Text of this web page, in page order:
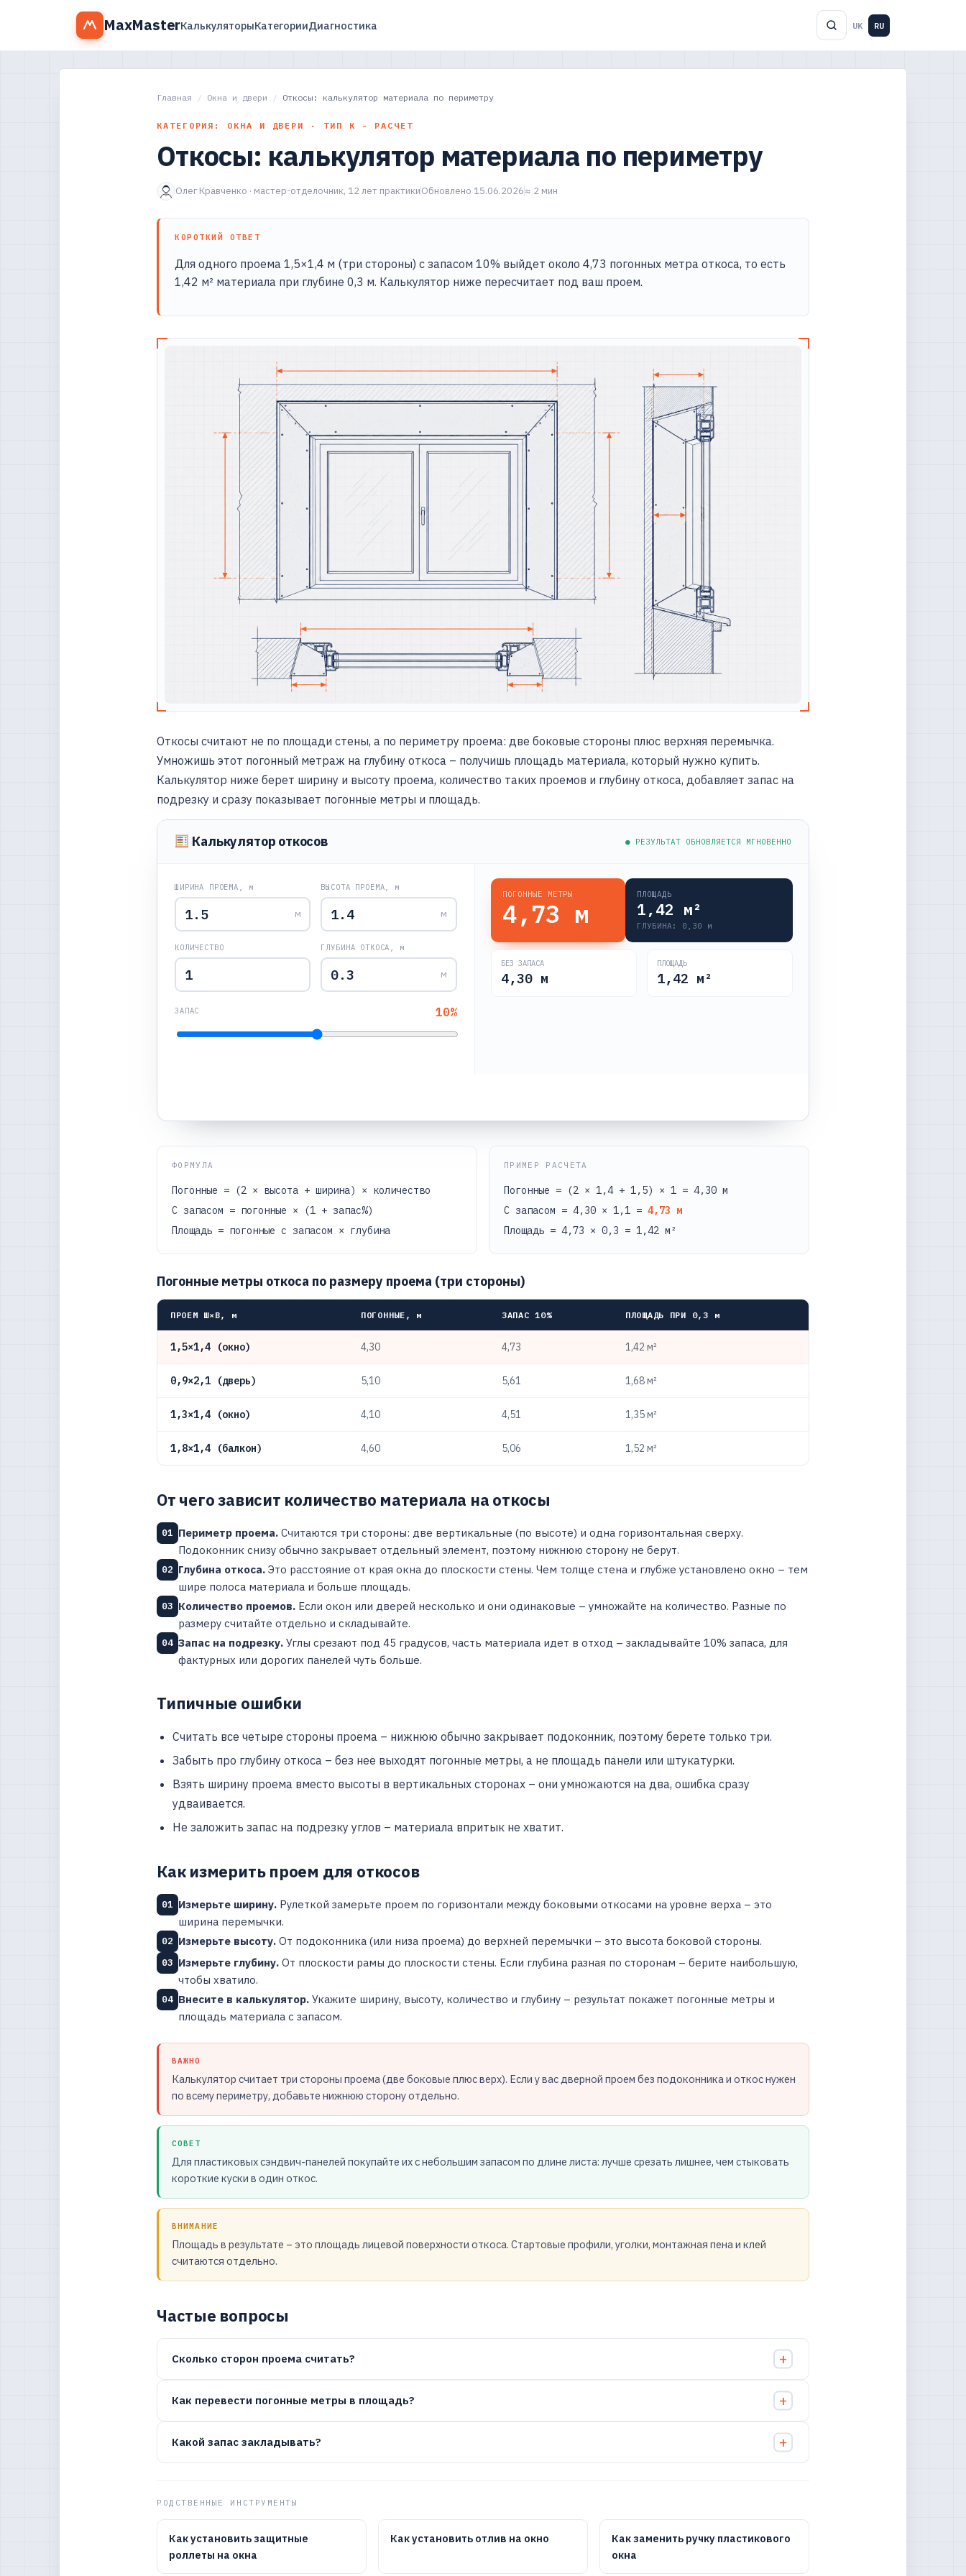
MaxMasterКалькуляторыКатегорииДиагностика UK RU
Главная / Окна и двери / Откосы: калькулятор материала по периметру
КАТЕГОРИЯ: ОКНА И ДВЕРИ · ТИП К - РАСЧЕТ
Откосы: калькулятор материала по периметру
Олег Кравченко · мастер-отделочник, 12 лет практикиОбновлено 15.06.2026≈ 2 мин
КОРОТКИЙ ОТВЕТ
Для одного проема 1,5×1,4 м (три стороны) с запасом 10% выйдет около 4,73 погонных метра откоса, то есть
1,42 м² материала при глубине 0,3 м. Калькулятор ниже пересчитает под ваш проем.
Откосы считают не по площади стены, а по периметру проема: две боковые стороны плюс верхняя перемычка.
Умножишь этот погонный метраж на глубину откоса – получишь площадь материала, который нужно купить.
Калькулятор ниже берет ширину и высоту проема, количество таких проемов и глубину откоса, добавляет запас на
подрезку и сразу показывает погонные метры и площадь.
Калькулятор откосов ● РЕЗУЛЬТАТ ОБНОВЛЯЕТСЯ МГНОВЕННО
ШИРИНА ПРОЕМА, м
м
ВЫСОТА ПРОЕМА, м
м
КОЛИЧЕСТВО ГЛУБИНА ОТКОСА, м
м
ЗАПАС 10%
ПОГОННЫЕ МЕТРЫ
4,73 м
ПЛОЩАДЬ
1,42 м²
ГЛУБИНА: 0,30 м
БЕЗ ЗАПАСА
4,30м
ПЛОЩАДЬ
1,42 м²
ФОРМУЛА
Погонные = (2 × высота + ширина) × количество
С запасом = погонные × (1 + запас%)
Площадь = погонные с запасом × глубина
ПРИМЕР РАСЧЕТА
Погонные = (2 × 1,4 + 1,5) × 1 = 4,30 м
С запасом = 4,30 × 1,1 = 4,73 м
Площадь = 4,73 × 0,3 = 1,42 м²
Погонные метры откоса по размеру проема (три стороны)
ПРОЕМ Ш×В, м ПОГОННЫЕ, м ЗАПАС 10% ПЛОЩАДЬ ПРИ 0,3 м
1,5×1,4 (окно) 4,30 4,73 1,42 м²
0,9×2,1 (дверь) 5,10 5,61 1,68 м²
1,3×1,4 (окно) 4,10 4,51 1,35 м²
1,8×1,4 (балкон) 4,60 5,06 1,52 м²
От чего зависит количество материала на откосы
01 Периметр проема. Считаются три стороны: две вертикальные (по высоте) и одна горизонтальная сверху.
Подоконник снизу обычно закрывает отдельный элемент, поэтому нижнюю сторону не берут.
02 Глубина откоса. Это расстояние от края окна до плоскости стены. Чем толще стена и глубже установлено окно – тем
шире полоса материала и больше площадь.
03 Количество проемов. Если окон или дверей несколько и они одинаковые – умножайте на количество. Разные по
размеру считайте отдельно и складывайте.
04 Запас на подрезку. Углы срезают под 45 градусов, часть материала идет в отход – закладывайте 10% запаса, для
фактурных или дорогих панелей чуть больше.
Типичные ошибки
Считать все четыре стороны проема – нижнюю обычно закрывает подоконник, поэтому берете только три.
Забыть про глубину откоса – без нее выходят погонные метры, а не площадь панели или штукатурки.
Взять ширину проема вместо высоты в вертикальных сторонах – они умножаются на два, ошибка сразу
удваивается.
Не заложить запас на подрезку углов – материала впритык не хватит.
Как измерить проем для откосов
01 Измерьте ширину. Рулеткой замерьте проем по горизонтали между боковыми откосами на уровне верха – это
ширина перемычки.
02 Измерьте высоту. От подоконника (или низа проема) до верхней перемычки – это высота боковой стороны.
03 Измерьте глубину. От плоскости рамы до плоскости стены. Если глубина разная по сторонам – берите наибольшую,
чтобы хватило.
04 Внесите в калькулятор. Укажите ширину, высоту, количество и глубину – результат покажет погонные метры и
площадь материала с запасом.
ВАЖНО
Калькулятор считает три стороны проема (две боковые плюс верх). Если у вас дверной проем без подоконника и откос нужен
по всему периметру, добавьте нижнюю сторону отдельно.
СОВЕТ
Для пластиковых сэндвич-панелей покупайте их с небольшим запасом по длине листа: лучше срезать лишнее, чем стыковать
короткие куски в один откос.
ВНИМАНИЕ
Площадь в результате – это площадь лицевой поверхности откоса. Стартовые профили, уголки, монтажная пена и клей
считаются отдельно.
Частые вопросы
Сколько сторон проема считать?
Как перевести погонные метры в площадь?
Какой запас закладывать?
РОДСТВЕННЫЕ ИНСТРУМЕНТЫ
Как установить защитные
роллеты на окна
Как установить отлив на окно
Как заменить ручку пластикового
окна